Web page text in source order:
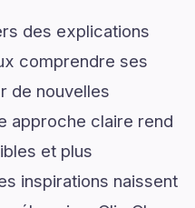
des explications
comprendre ses
de nouvelles
approche claire rend
et plus
inspirations naissent